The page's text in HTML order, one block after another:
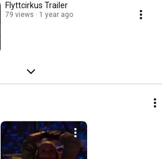
Flyttcirkus Trailer
79 views 1 year ago